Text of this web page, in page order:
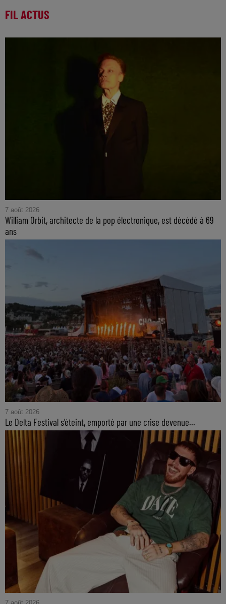
FIL ACTUS
7 août 2026
William Orbit, architecte de la pop électronique, est décédé à 69
ans
7 août 2026
Le Delta Festival s'éteint, emporté par une crise devenue...